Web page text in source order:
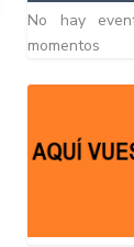
No hay
momentos